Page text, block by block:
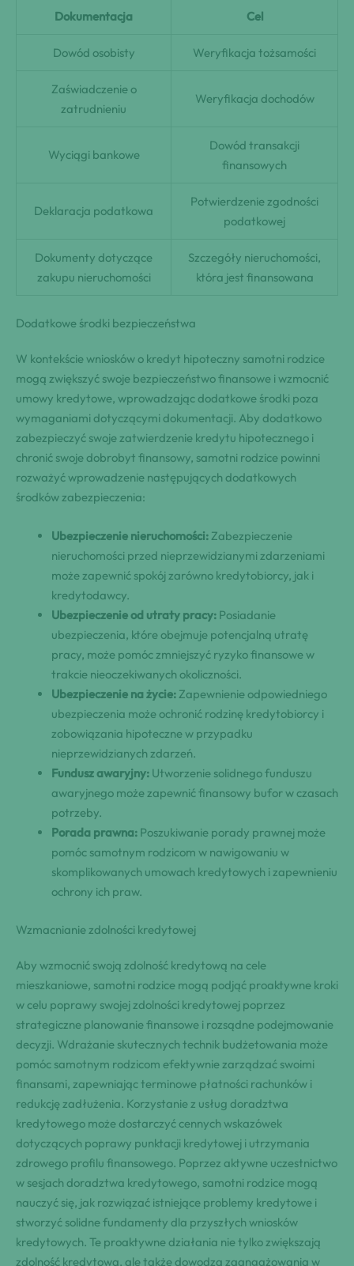
Dokumentacja Cel
Dowód osobisty Weryfikacja tożsamości
Zaświadczenie o
zatrudnieniu
Weryfikacja dochodów
Wyciągi bankowe
Dowód transakcji
finansowych
Deklaracja podatkowa
Potwierdzenie zgodności
podatkowej
Dokumenty dotyczące
zakupu nieruchomości
Szczegóły nieruchomości,
która jest finansowana
Dodatkowe środki bezpieczeństwa
W kontekście wniosków o kredyt hipoteczny samotni rodzice
mogą zwiększyć swoje bezpieczeństwo finansowe i wzmocnić
umowy kredytowe, wprowadzając dodatkowe środki poza
wymaganiami dotyczącymi dokumentacji. Aby dodatkowo
zabezpieczyć swoje zatwierdzenie kredytu hipotecznego i
chronić swoje dobrobyt finansowy, samotni rodzice powinni
rozważyć wprowadzenie następujących dodatkowych
środków zabezpieczenia:
Ubezpieczenie nieruchomości: Zabezpieczenie
nieruchomości przed nieprzewidzianymi zdarzeniami
może zapewnić spokój zarówno kredytobiorcy, jak i
kredytodawcy.
Ubezpieczenie od utraty pracy: Posiadanie
ubezpieczenia, które obejmuje potencjalną utratę
pracy, może pomóc zmniejszyć ryzyko finansowe w
trakcie nieoczekiwanych okoliczności.
Ubezpieczenie na życie: Zapewnienie odpowiedniego
ubezpieczenia może ochronić rodzinę kredytobiorcy i
zobowiązania hipoteczne w przypadku
nieprzewidzianych zdarzeń.
Fundusz awaryjny: Utworzenie solidnego funduszu
awaryjnego może zapewnić finansowy bufor w czasach
potrzeby.
Porada prawna: Poszukiwanie porady prawnej może
pomóc samotnym rodzicom w nawigowaniu w
skomplikowanych umowach kredytowych i zapewnieniu
ochrony ich praw.
Wzmacnianie zdolności kredytowej
Aby wzmocnić swoją zdolność kredytową na cele
mieszkaniowe, samotni rodzice mogą podjąć proaktywne kroki
w celu poprawy swojej zdolności kredytowej poprzez
strategiczne planowanie finansowe i rozsądne podejmowanie
decyzji. Wdrażanie skutecznych technik budżetowania może
pomóc samotnym rodzicom efektywnie zarządzać swoimi
finansami, zapewniając terminowe płatności rachunków i
redukcję zadłużenia. Korzystanie z usług doradztwa
kredytowego może dostarczyć cennych wskazówek
dotyczących poprawy punktacji kredytowej i utrzymania
zdrowego profilu finansowego. Poprzez aktywne uczestnictwo
w sesjach doradztwa kredytowego, samotni rodzice mogą
nauczyć się, jak rozwiązać istniejące problemy kredytowe i
stworzyć solidne fundamenty dla przyszłych wniosków
kredytowych. Te proaktywne działania nie tylko zwiększają
zdolność kredytową, ale także dowodzą zaangażowania w